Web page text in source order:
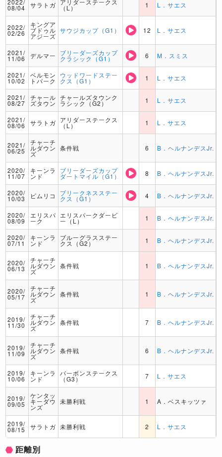
2022/
08/04 サラトガ アリダーステークス
（L） 1 L．サエス
2022/
02/26
キングア
ブドゥル
アジーズ
サウジカップ（G1） 12 L．サエス
2021/
11/06 デルマー ブリーダーズカップ
クラシック（G1） 6 M．スミス
2021/
10/02
ベルモン
トパーク
ウッドワードステー
クス（G1） 1 L．サエス
2021/
08/27
チャール
ズタウン
チャールズタウンク
ラシック（G2） 1 L．サエス
2021/
08/06 サラトガ アリダーステークス
（L） 1 L．サエス
2021/
06/25
チャーチ
ルダウン
ズ
条件戦 6 B．ヘルナンデスJr.
2020/
11/07
キーンラ
ンド
ブリーダーズカップ
ダートマイル（G1） 8 B．ヘルナンデスJr.
2020/
10/03 ピムリコ プリークネスステー
クス（G1） 4 B．ヘルナンデスJr.
2020/
08/09
エリスパ
ーク
エリスパークダービ
ー（L） 1 B．ヘルナンデスJr.
2020/
07/11
キーンラ
ンド
ブルーグラスステー
クス（G2） 1 B．ヘルナンデスJr.
2020/
06/13
チャーチ
ルダウン
ズ
条件戦 1 B．ヘルナンデスJr.
2020/
05/17
チャーチ
ルダウン
ズ
条件戦 1 B．ヘルナンデスJr.
2019/
11/30
チャーチ
ルダウン
ズ
条件戦 7 B．ヘルナンデスJr.
2019/
11/09
チャーチ
ルダウン
ズ
条件戦 6 B．ヘルナンデスJr.
2019/
10/06
キーンラ
ンド
バーボンステークス
（G3） 7 L．サエス
2019/
09/05
ケンタッ
キーダウ
ンズ
未勝利戦 1 A．ベスキッツァ
2019/
08/15 サラトガ 未勝利戦 2 L．サエス
距離別